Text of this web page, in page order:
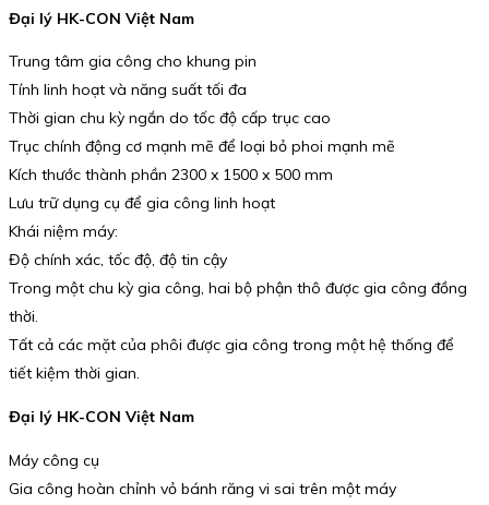
Đại lý HK-CON Việt Nam
Trung tâm gia công cho khung pin
Tính linh hoạt và năng suất tối đa
Thời gian chu kỳ ngắn do tốc độ cấp trục cao
Trục chính động cơ mạnh mẽ để loại bỏ phoi mạnh mẽ
Kích thước thành phần 2300 x 1500 x 500 mm
Lưu trữ dụng cụ để gia công linh hoạt
Khái niệm máy:
Độ chính xác, tốc độ, độ tin cậy
Trong một chu kỳ gia công, hai bộ phận thô được gia công đồng
thời.
Tất cả các mặt của phôi được gia công trong một hệ thống để
tiết kiệm thời gian.
Đại lý HK-CON Việt Nam
Máy công cụ
Gia công hoàn chỉnh vỏ bánh răng vi sai trên một máy